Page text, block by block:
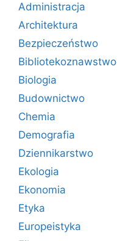
Administracja
Architektura
Bezpieczeństwo
Bibliotekoznawstwo
Biologia
Budownictwo
Chemia
Demografia
Dziennikarstwo
Ekologia
Ekonomia
Etyka
Europeistyka